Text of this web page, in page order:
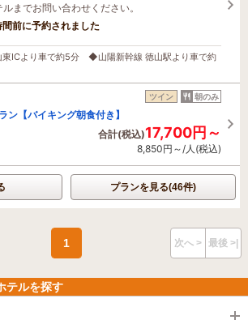
までお問い合わせください。
間前に予約されました
ICより車で約5分 ◆山陽新幹線 徳山駅より車で約
ツイン 朝のみ
ン【バイキング朝食付き】
合計(税込)17,700円～
8,850円～/人(税込)
プランを見る(46件)
1 次へ > 最後 >|
テルを探す